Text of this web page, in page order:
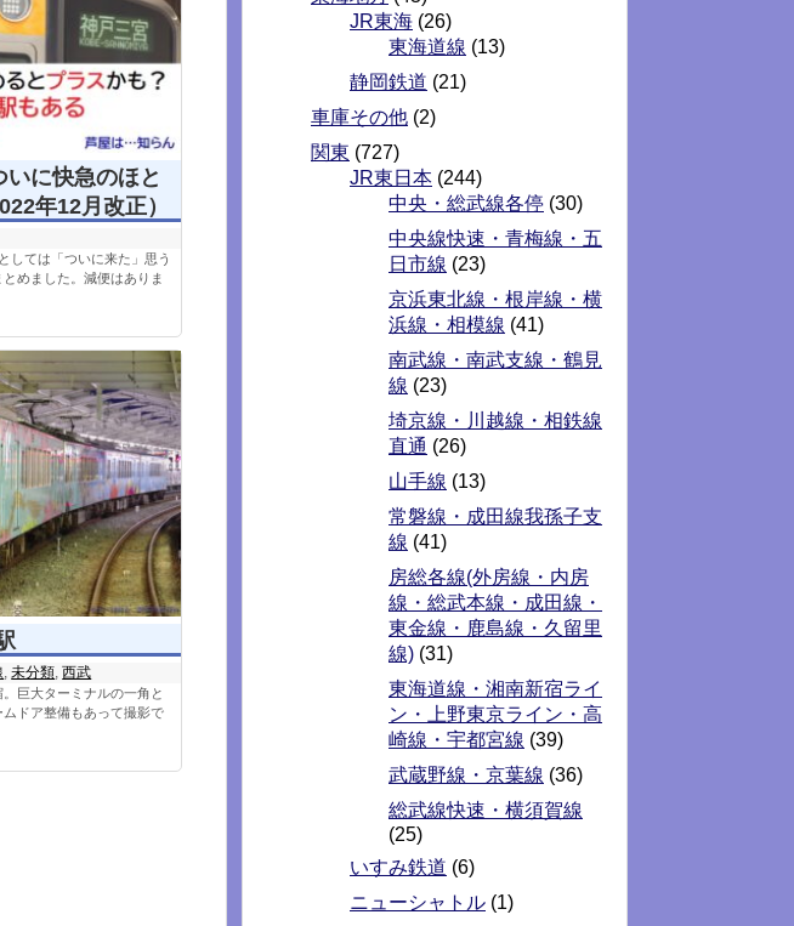
いに快急のほと
年12月改正）
しては「ついに来た」思う
めました。減便はありま
,未分類,西武
巨大ターミナルの一角と
ドア整備もあって撮影で
JR東海 (26)
東海道線 (13)
静岡鉄道 (21)
車庫その他 (2)
関東 (727)
JR東日本 (244)
中央・総武線各停 (30)
中央線快速・青梅線・五
日市線 (23)
京浜東北線・根岸線・横
浜線・相模線 (41)
南武線・南武支線・鶴見
線 (23)
埼京線・川越線・相鉄線
直通 (26)
山手線 (13)
常磐線・成田線我孫子支
線 (41)
房総各線(外房線・内房
線・総武本線・成田線・
東金線・鹿島線・久留里
線) (31)
東海道線・湘南新宿ライ
ン・上野東京ライン・高
崎線・宇都宮線 (39)
武蔵野線・京葉線 (36)
総武線快速・横須賀線
(25)
いすみ鉄道 (6)
ニューシャトル (1)